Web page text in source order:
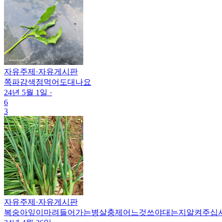
자유주제 ·자유게시판
쪽파감색점먹어도대나요
24년 5월 1일 ·
6
3
자유주제 ·자유게시판
복숭아잎이마려들어가는병살충제어느것쓰야대는지알켜주십